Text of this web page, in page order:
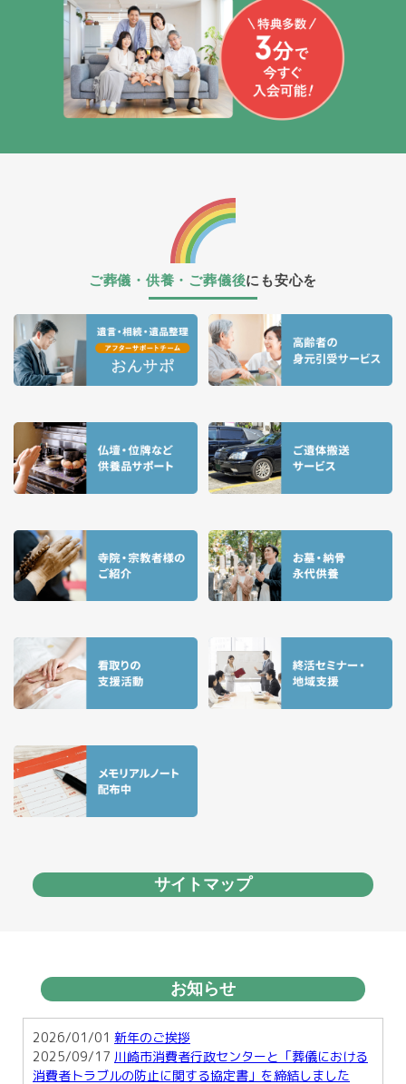
ご葬儀・供養・ご葬儀後にも安心を
サイトマップ
お知らせ
2026/01/01 新年のご挨拶
2025/09/17 川崎市消費者行政センターと「葬儀における
消費者トラブルの防止に関する協定書」を締結しました